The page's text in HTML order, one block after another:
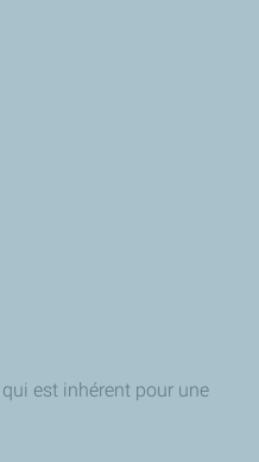
est inhérent pour une